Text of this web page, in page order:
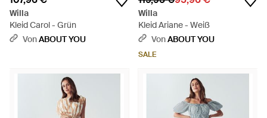
Willa
Kleid Carol - Grün
VonABOUT YOU
Willa
Kleid Ariane - Weiß
VonABOUT YOU
SALE